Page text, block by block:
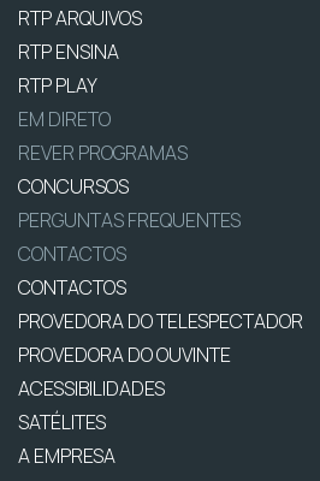
RTP ARQUIVOS
RTP ENSINA
RTP PLAY
EM DIRETO
REVER PROGRAMAS
CONCURSOS
PERGUNTAS FREQUENTES
CONTACTOS
CONTACTOS
PROVEDORA DO TELESPECTADOR
PROVEDORA DO OUVINTE
ACESSIBILIDADES
SATÉLITES
A EMPRESA